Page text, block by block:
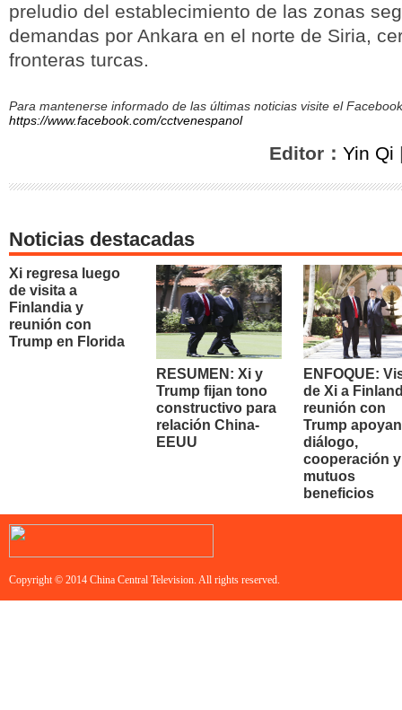
preludio del establecimiento de las zonas
demandas por Ankara en el norte de Siria,
fronteras turcas.
Para mantenerse informado de las últimas noticias visite el
https://www.facebook.com/cctvenespanol
Editor： Yin Qi
Noticias destacadas
Xi regresa luego
de visita a
Finlandia y
reunión con
Trump en Florida
RESUMEN: Xi y
Trump fijan tono
constructivo para
relación China-
EEUU
ENFOQUE:
de Xi a
reunión con
Trump apoyan
diálogo,
cooperación y
mutuos
beneficios
Copyright © 2014 China Central Television. All rights reserved.